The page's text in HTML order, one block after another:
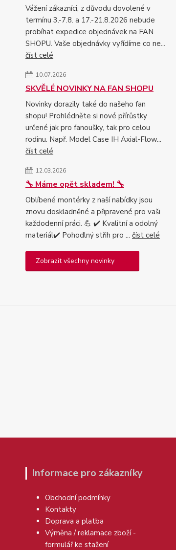
Vážení zákazníci, z důvodu dovolené v
termínu 3.-7.8. a 17.-21.8.2026 nebude
probíhat expedice objednávek na FAN
SHOPU. Vaše objednávky vyřídíme co ne...
číst celé
10.07.2026
SKVĚLÉ NOVINKY NA FAN SHOPU
Novinky dorazily také do našeho fan
shopu! Prohlédněte si nové přírůstky
určené jak pro fanoušky, tak pro celou
rodinu. Např. Model Case IH Axial-Flow...
číst celé
12.03.2026
🔧 Máme opět skladem! 🔧
Oblíbené montérky z naší nabídky jsou
znovu doskladněné a připravené pro vaši
každodenní práci. 💪 ✔️ Kvalitní a odolný
materiál✔️ Pohodlný střih pro ... číst celé
Zobrazit všechny novinky
Informace pro zákazníky
Obchodní podmínky
Kontakty
Doprava a platba
Výměna / reklamace zboží -
formulář ke stažení